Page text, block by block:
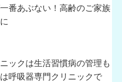
番あぶない！高齢のご家族
ックは生活習慣病の管理も
呼吸器専門クリニックで